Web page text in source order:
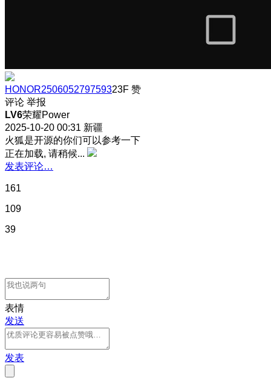
HONOR250605279759323F 赞
评论 举报
LV6荣耀Power
2025-10-20 00:31 新疆
火狐是开源的你们可以参考一下
正在加载, 请稍候...
发表评论…
161
109
39
表情
发送
发表